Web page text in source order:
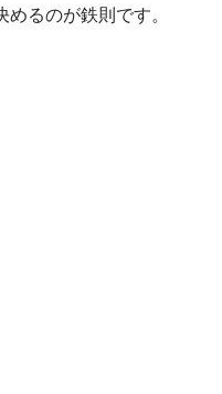
るのが鉄則です。